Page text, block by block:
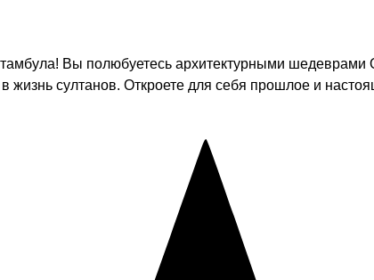
Вы полюбуетесь архитектурными шедеврами
жизнь султанов. Откроете для себя прошлое и